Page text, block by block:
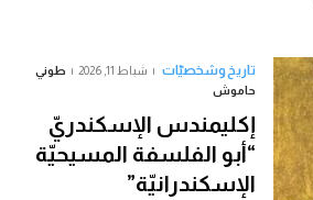
تاريخ وشخصيّات شباط 11, 2026
طوني
حاموش
إكليمندس الإسكندريّ
“أبو الفلسفة المسيحيّة
الإسكندرانيّة”